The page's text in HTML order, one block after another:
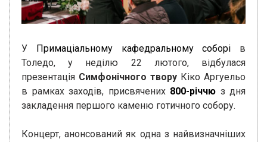
У Примаціальному кафедральному соборі в
Толедо, у неділю 22 лютого, відбулася
презентація Симфонічного твору Кіко Аргуельо
в рамках заходів, присвячених 800-річчю з дня
закладення першого каменю готичного собору.
Концерт, анонсований як одна з найвизначніших